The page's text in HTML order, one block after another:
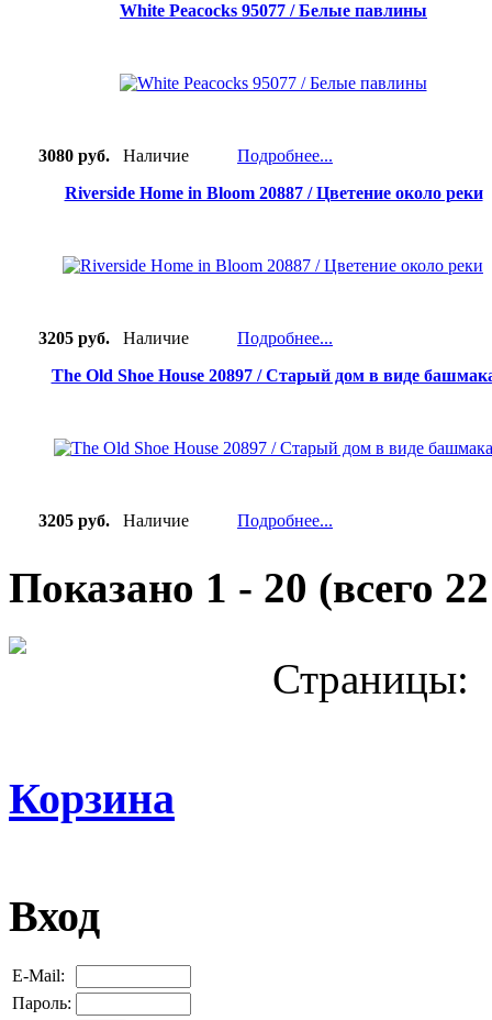
White Peacocks 95077 / Белые павлины
3080 руб. Наличие
Подробнее...
Riverside Home in Bloom 20887 / Цветение около реки
3205 руб. Наличие
Подробнее...
The Old Shoe House 20897 / Старый дом в виде
3205 руб. Наличие Подробнее...
Показано 1 - 20 (всего 22
Страницы:
Корзина
Вход
E-Mail:
Пароль: